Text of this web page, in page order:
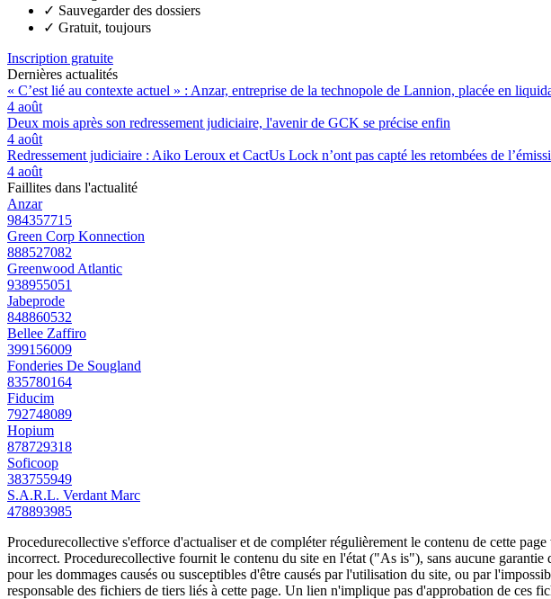
✓ Sauvegarder des dossiers
✓ Gratuit, toujours
Inscription gratuite
Dernières actualités
« C’est lié au contexte actuel » : Anzar, entreprise de la technopole de Lannion, placée en
4 août
Deux mois après son redressement judiciaire, l'avenir de GCK se précise enfin
4 août
Redressement judiciaire : Aiko Leroux et CactUs Lock n’ont pas capté les retombées de
4 août
Faillites dans l'actualité
Anzar
984357715
Green Corp Konnection
888527082
Greenwood Atlantic
938955051
Jabeprode
848860532
Bellee Zaffiro
399156009
Fonderies De Sougland
835780164
Fiducim
792748089
Hopium
878729318
Soficoop
383755949
S.A.R.L. Verdant Marc
478893985
Procedurecollective s'efforce d'actualiser et de compléter régulièrement le contenu de cette
incorrect. Procedurecollective fournit le contenu du site en l'état ("As is"), sans aucune
pour les dommages causés ou susceptibles d'être causés par l'utilisation du site, ou par
responsable des fichiers de tiers liés à cette page. Un lien n'implique pas d'approbation de ces